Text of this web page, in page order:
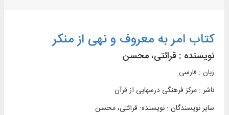
کتاب امر به معروف و نهی از منکر
نویسنده : قرائتی، محسن
زبان : فارسی
ناشر : مرکز فرهنگی درسهایی از قرآن
سایر نویسندگان : نویسنده: قرائتی، محسن